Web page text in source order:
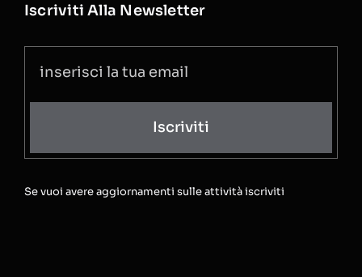
Iscriviti Alla Newsletter
Iscriviti
Se vuoi avere aggiornamenti sulle attività iscriviti